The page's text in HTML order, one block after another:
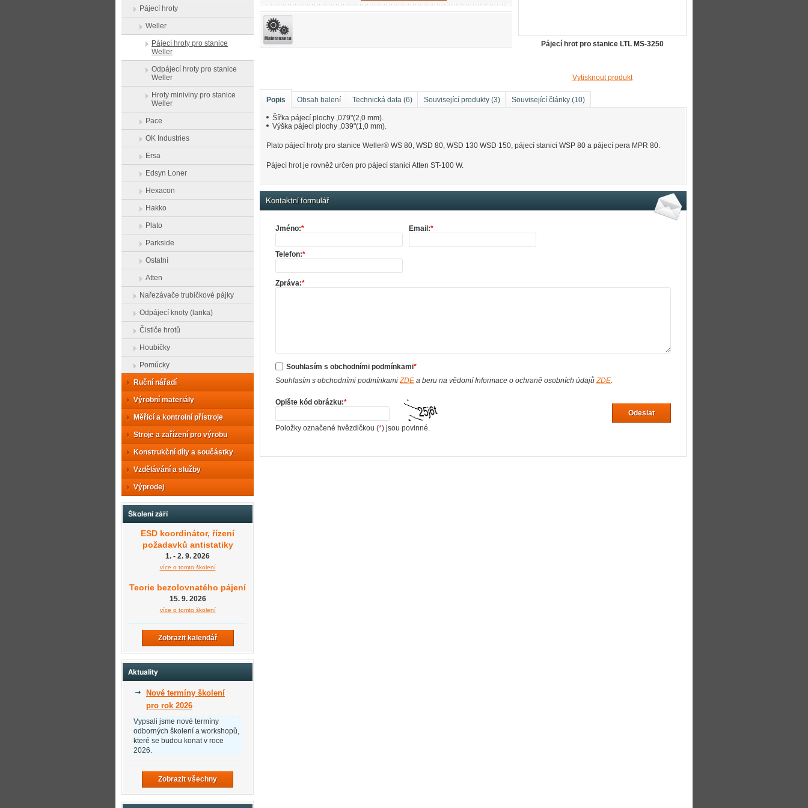
Pájecí hrot pro stanice LTL MS-3250
Vytisknout produkt
Popis Obsah balení Technická data (6) Související produkty (3) Související články (10)
Šířka pájecí plochy ,079"(2,0 mm).
Výška pájecí plochy ,039"(1,0 mm).
Plato pájecí hroty pro stanice Weller® WS 80, WSD 80, WSD 130 WSD 150, pájecí stanici WSP 80 a pájecí pera MPR 80.
Pájecí hrot je rovněž určen pro pájecí stanici Atten ST-100 W.
Kontaktní formulář
Jméno:* Email:*
Telefon:*
Zpráva:*
Souhlasím s obchodními podmínkami*
Souhlasím s obchodními podmínkamiZDE a beru na vědomí Informace o ochraně osobních údajůZDE.
Opište kód obrázku:*
Položky označené hvězdičkou (*) jsou povinné.
Odeslat
Pájecí hroty
Weller
Pájecí hroty pro stanice
Weller
Odpájecí hroty pro stanice
Weller
Hroty minivlny pro stanice
Weller
Pace
OK Industries
Ersa
Edsyn Loner
Hexacon
Hakko
Plato
Parkside
Ostatní
Atten
Nařezávače trubičkové pájky
Odpájecí knoty (lanka)
Čističe hrotů
Houbičky
Pomůcky
Ruční nářadí
Výrobní materiály
Měřicí a kontrolní přístroje
Stroje a zařízení pro výrobu
Konstrukční díly a součástky
Vzdělávání a služby
Výprodej
Školení září
ESD koordinátor, řízení
požadavků antistatiky
1. - 2. 9. 2026
více o tomto školení
Teorie bezolovnatého pájení
15. 9. 2026
více o tomto školení
Zobrazit kalendář
Aktuality
Nové termíny školení
pro rok 2026
Vypsali jsme nové termíny
odborných školení a workshopů,
které se budou konat v roce
2026.
Zobrazit všechny